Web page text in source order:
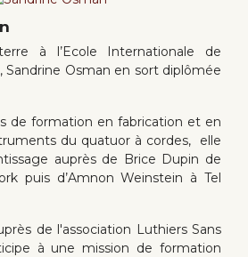
à l’Ecole Internationale de
Sandrine Osman en sort diplômée
de formation en fabrication et en
du quatuor à cordes, elle
auprès de Brice Dupin de
puis d’Amnon Weinstein à Tel
de l'association Luthiers Sans
à une mission de formation